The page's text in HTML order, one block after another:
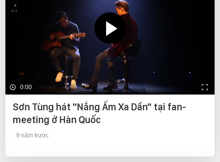
0:00
Sơn Tùng hát "Nắng Ấm Xa Dần" tại fan-
meeting ở Hàn Quốc
9 năm trước